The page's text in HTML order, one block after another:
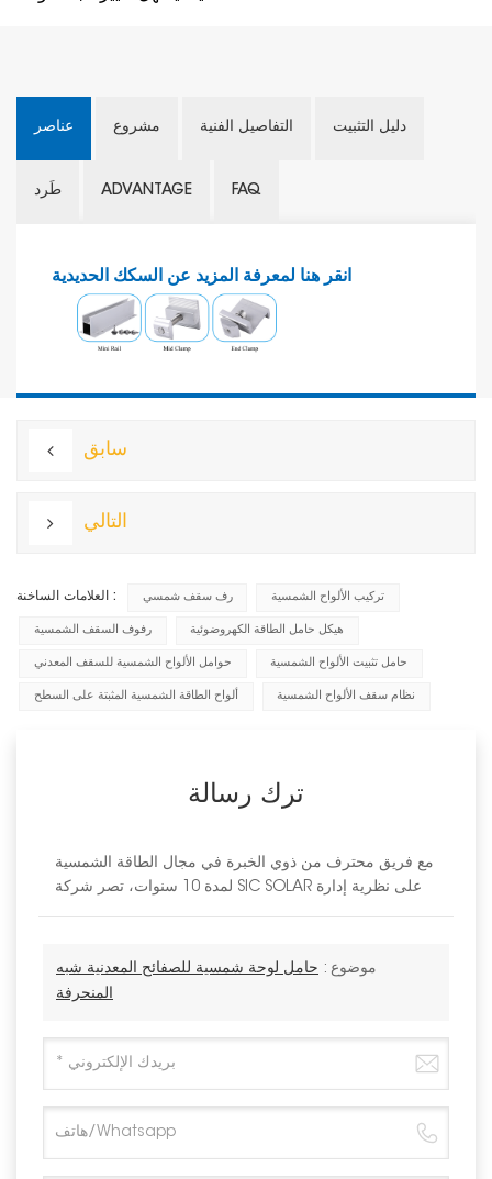
عناصر مشروع التفاصيل الفنية دليل التثبيت
طَرد ADVANTAGE FAQ
انقر هنا لمعرفة المزيد عن السكك الحديدية
سابق
التالي
العلامات الساخنة : رف سقف شمسي تركيب الألواح الشمسية
رفوف السقف الشمسية هيكل حامل الطاقة الكهروضوئية
حوامل الألواح الشمسية للسقف المعدني حامل تثبيت الألواح الشمسية
ألواح الطاقة الشمسية المثبتة على السطح نظام سقف الألواح الشمسية
ترك رسالة
مع فريق محترف من ذوي الخبرة في مجال الطاقة الشمسية
لمدة 10 سنوات، تصر شركة SIC SOLAR على نظرية إدارة
موضوع : حامل لوحة شمسية للصفائح المعدنية شبه
المنحرفة